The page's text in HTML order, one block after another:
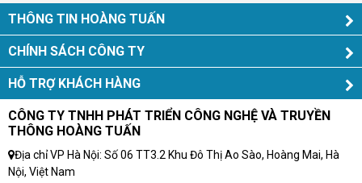
THÔNG TIN HOÀNG TUẤN
CHÍNH SÁCH CÔNG TY
HỖ TRỢ KHÁCH HÀNG
CÔNG TY TNHH PHÁT TRIỂN CÔNG NGHỆ VÀ TRUYỀN
THÔNG HOÀNG TUẤN
Địa chỉ VP Hà Nội: Số 06 TT3.2 Khu Đô Thị Ao Sào, Hoàng Mai, Hà
Nội, Việt Nam